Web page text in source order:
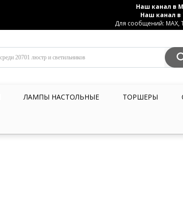
Наш канал в
Наш канал в
Для сообщений: MAX,
ЛАМПЫ НАСТОЛЬНЫЕ ТОРШЕРЫ